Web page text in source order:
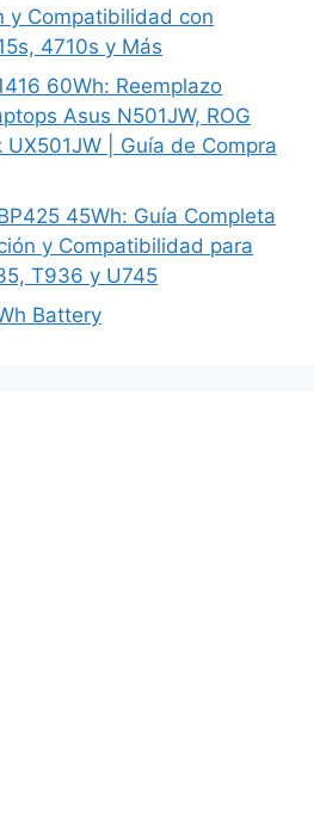
y Compatibilidad con
4710s y Más
60Wh: Reemplazo
Asus N501JW, ROG
UX501JW | Guía de Compra
45Wh: Guía Completa
y Compatibilidad para
T936 y U745
Battery